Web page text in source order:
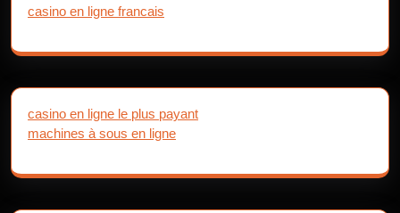
casino en ligne francais
casino en ligne le plus payant
machines à sous en ligne